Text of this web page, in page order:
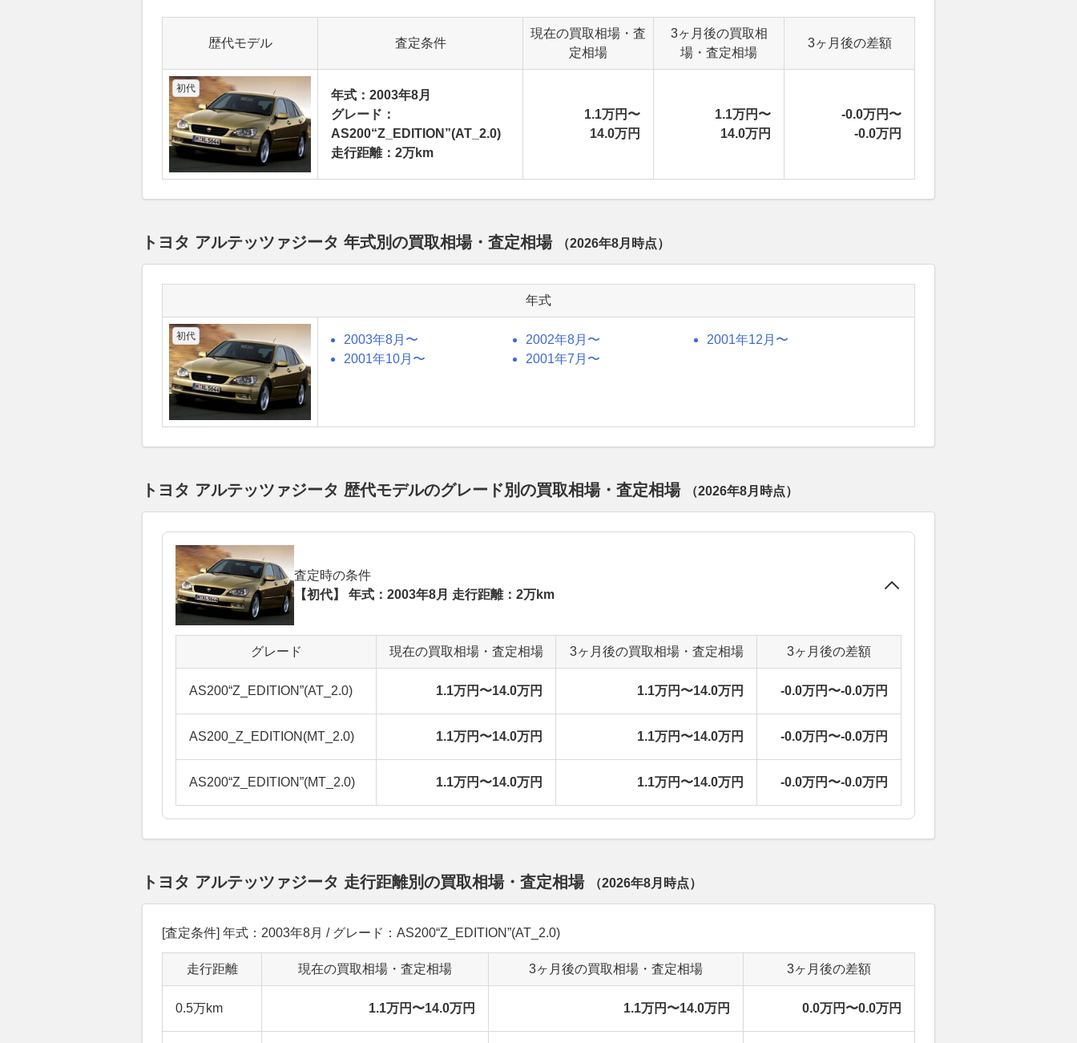
歴代モデル 査定条件
現在の買取相場・査
定相場
3ヶ月後の買取相
場・査定相場
3ヶ月後の差額
初代
年式：2003年8月
グレード：
AS200“Z_EDITION”(AT_2.0)
走行距離：2万km
1.1万円〜
14.0万円
1.1万円〜
14.0万円
-0.0万円〜
-0.0万円
トヨタ アルテッツァジータ 年式別の買取相場・査定相場 （2026年8月 時点）
年式
初代 2003年8月〜 2002年8月〜
2001年12月〜
2001年10月〜
2001年7月〜
トヨタ アルテッツァジータ 歴代モデルのグレード別の買取相場・査定相場 （2026年8月 時点）
査定時の条件
【初代】 年式：2003年8月 走行距離：2万km
グレード 現在の買取相場・査定相場 3ヶ月後の買取相場・査定相場 3ヶ月後の差額
AS200“Z_EDITION”(AT_2.0) 1.1万円〜14.0万円 1.1万円〜14.0万円 -0.0万円〜-0.0万円
AS200_Z_EDITION(MT_2.0) 1.1万円〜14.0万円 1.1万円〜14.0万円 -0.0万円〜-0.0万円
AS200“Z_EDITION”(MT_2.0) 1.1万円〜14.0万円 1.1万円〜14.0万円 -0.0万円〜-0.0万円
トヨタ アルテッツァジータ 走行距離別の買取相場・査定相場 （2026年8月 時点）
[査定条件] 年式：2003年8月 / グレード：AS200“Z_EDITION”(AT_2.0)
走行距離 現在の買取相場・査定相場 3ヶ月後の買取相場・査定相場 3ヶ月後の差額
0.5万km 1.1万円〜14.0万円 1.1万円〜14.0万円 0.0万円〜0.0万円